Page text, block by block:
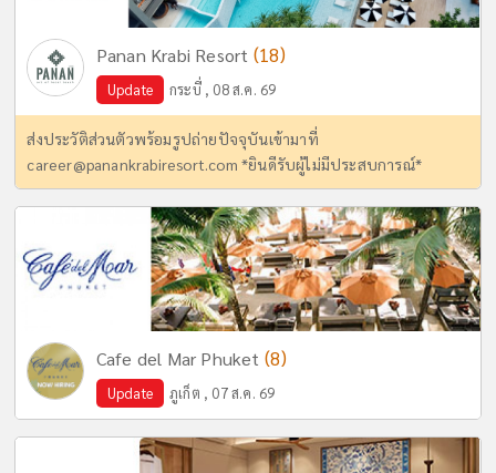
Panan Krabi Resort (18)
Update กระบี่ , 08 ส.ค. 69
ส่งประวัติส่วนตัวพร้อมรูปถ่ายปัจจุบันเข้ามาที่
career@panankrabiresort.com *ยินดีรับผู้ไม่มีประสบการณ์*
Cafe del Mar Phuket (8)
Update ภูเก็ต , 07 ส.ค. 69